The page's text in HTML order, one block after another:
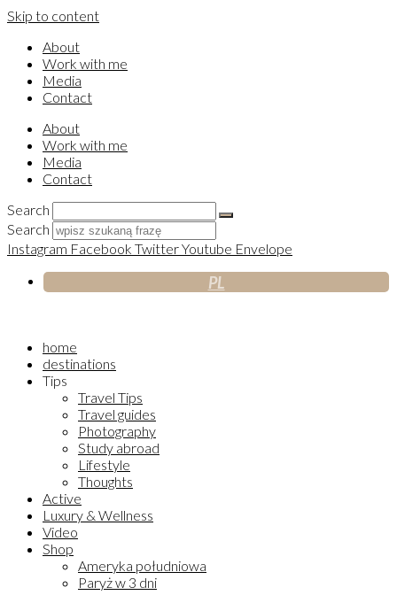
Skip to content
About
Work with me
Media
Contact
About
Work with me
Media
Contact
Search
Search
Instagram Facebook TwitterYoutube Envelope
PL
home
destinations
Tips
Travel Tips
Travel guides
Photography
Study abroad
Lifestyle
Thoughts
Active
Luxury & Wellness
Video
Shop
Ameryka południowa
Paryż w 3 dni